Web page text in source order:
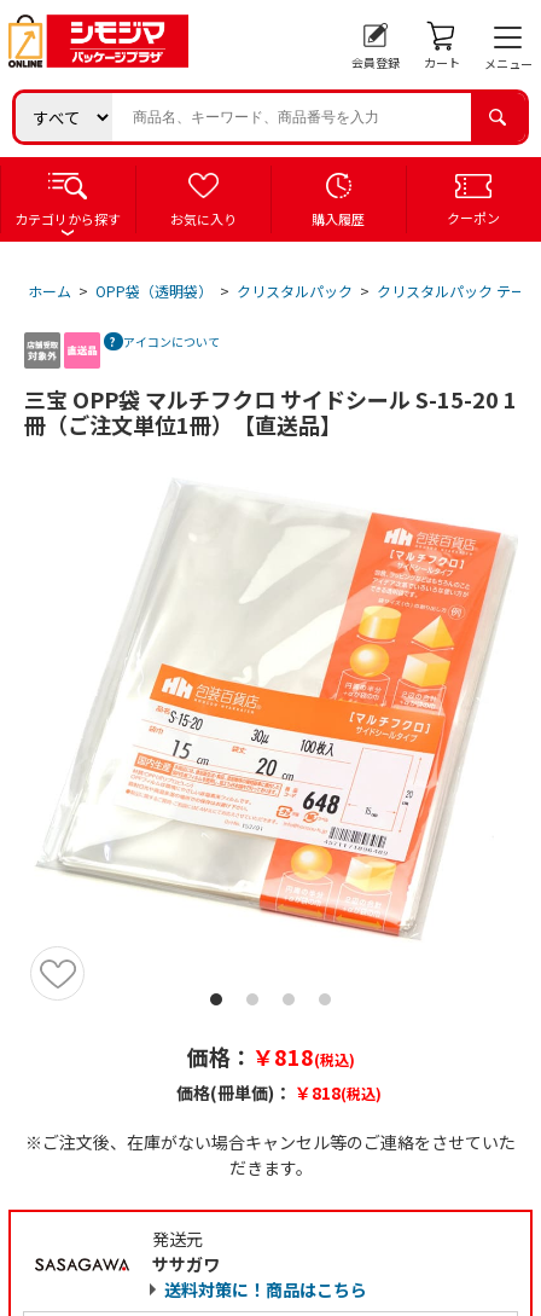
会員登録 カート メニュー
カテゴリから探す お気に入り 購入履歴 クーポン
ホーム > OPP袋（透明袋） > クリスタルパック > クリスタルパック テー
アイコンについて
三宝 OPP袋 マルチフクロ サイドシール S-15-20 1
冊（ご注文単位1冊）【直送品】
価格： ￥818(税込)
価格(冊単価)： ￥818(税込)
※ご注文後、在庫がない場合キャンセル等のご連絡をさせていた
だきます。
発送元
ササガワ
送料対策に！商品はこちら